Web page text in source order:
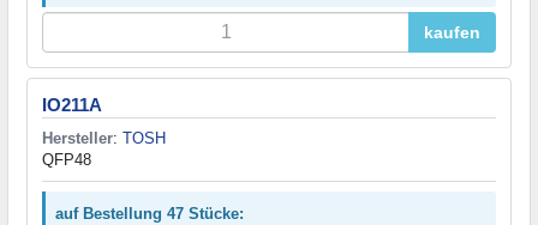
kaufen
IO211A
Hersteller: TOSH
QFP48
auf Bestellung 47 Stücke: